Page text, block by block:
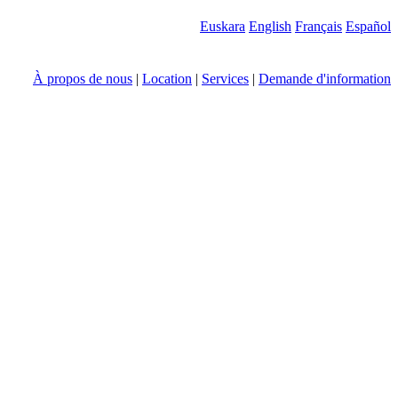
Euskara English Français Español
À propos de nous | Location | Services | Demande d'information